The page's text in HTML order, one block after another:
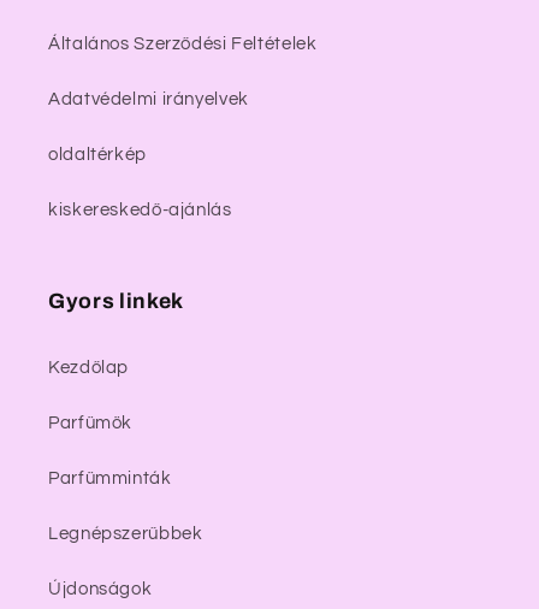
Általános Szerződési Feltételek
Adatvédelmi irányelvek
oldaltérkép
kiskereskedő-ajánlás
Gyors linkek
Kezdőlap
Parfümök
Parfümminták
Legnépszerűbbek
Újdonságok